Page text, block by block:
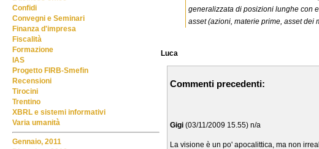
generalizzata di posizioni lunghe con
asset (azioni, materie prime, asset dei
Luca
Commenti precedenti:
Gigi (03/11/2009 15.55) n/a
La visione è un po' apocalittica, ma non
Confidi
Convegni e Seminari
Finanza d'impresa
Fiscalità
Formazione
IAS
Progetto FIRB-Smefin
Recensioni
Tirocini
Trentino
XBRL e sistemi informativi
Varia umanità
Gennaio, 2011